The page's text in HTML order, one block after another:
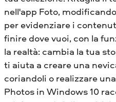
nell'app Foto,
per evidenziare i
finire dove vuoi, con la
la realtà: cambia la tua
ti aiuta a creare una
coriandoli o realizzare
Photos in Windows 10